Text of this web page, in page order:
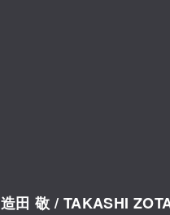
造田 敬 / TAKASHI